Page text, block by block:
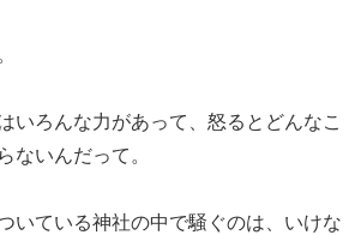
いろんな力があって、怒るとどんなこ
ないんだって。
いている神社の中で騒ぐのは、いけな